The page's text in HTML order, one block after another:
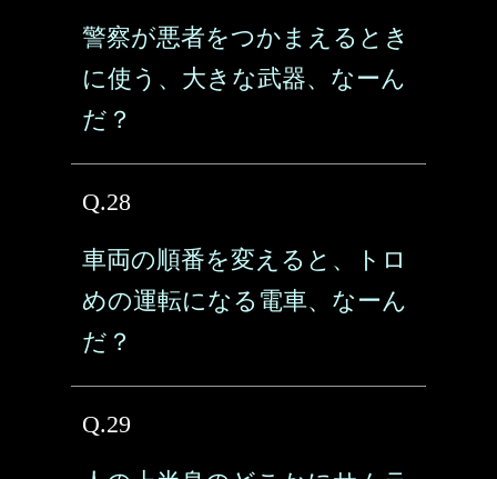
警察が悪者をつかまえるとき
に使う、大きな武器、なーん
だ？
Q.28
車両の順番を変えると、トロ
めの運転になる電車、なーん
だ？
Q.29